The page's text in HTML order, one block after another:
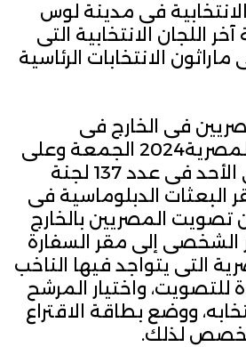
فى مدينة لوس
اللجان الانتخابية التى
الانتخابات الرئاسية
فى الخارج فى
انتخابات الرئاسة المصرية2024 الجمعة وعلى
مدار 3 أيام، تنتهى الأحد فى عدد 137 لجنة
البعثات الدبلوماسية فى
تصويت المصريين بالخارج
إلى مقر السفارة
التى يتواجد فيها الناخب
للتصويت، واختيار المرشح
ووضع بطاقة الاقتراع
لذلك.